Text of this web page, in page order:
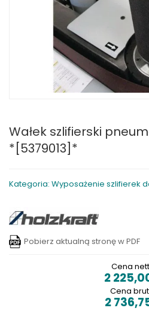
Wałek szlifierski
*[5379013]*
Kategoria: Wyposażenie szlifierek
Pobierz aktualną stronę w PDF
Cena
2
Cena
2